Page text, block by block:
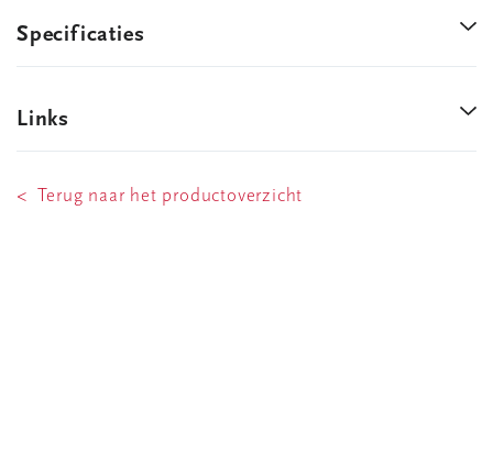
Specificaties
Links
< Terug naar het productoverzicht